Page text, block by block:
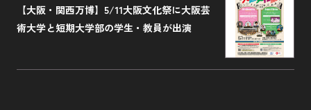
【大阪・関西万博】5/11大阪文化祭に大阪芸
術大学と短期大学部の学生・教員が出演